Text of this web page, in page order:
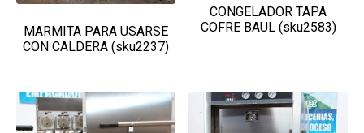
MARMITA PARA USARSE
CON CALDERA (sku2237)
CONGELADOR TAPA
COFRE BAUL (sku2583)